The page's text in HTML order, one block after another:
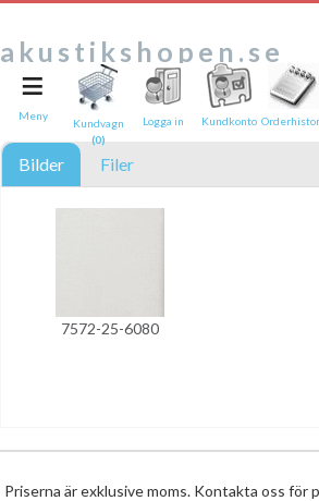
akustikshopen.se
Bilder Filer
7572-25-6080
≡
Meny
Kundvagn
(0)
Logga in Kundkonto
Priserna är exklusive moms. Kontakta oss för
Tipsa en vän:
e-post*